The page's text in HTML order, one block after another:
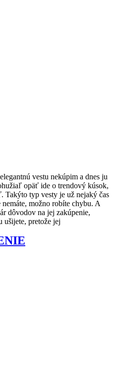
vestu nekúpim a dnes ju
opäť ide o trendový kúsok,
Takýto typ vesty je už nejaký čas
možno robíte chybu. A
dôvodov na jej zakúpenie,
ušijete, pretože jej